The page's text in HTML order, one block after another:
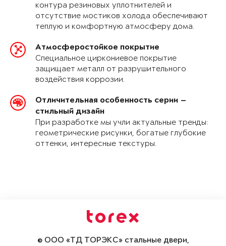
контура резиновых уплотнителей и
отсутствие мостиков холода обеспечивают
теплую и комфортную атмосферу дома.
Атмосферостойкое покрытие
Специальное циркониевое покрытие
защищает металл от разрушительного
воздействия коррозии.
Отличительная особенность серии —
стильный дизайн
При разработке мы учли актуальные тренды:
геометрические рисунки, богатые глубокие
оттенки, интересные текстуры.
© ООО «ТД ТОРЭКС» стальные двери,